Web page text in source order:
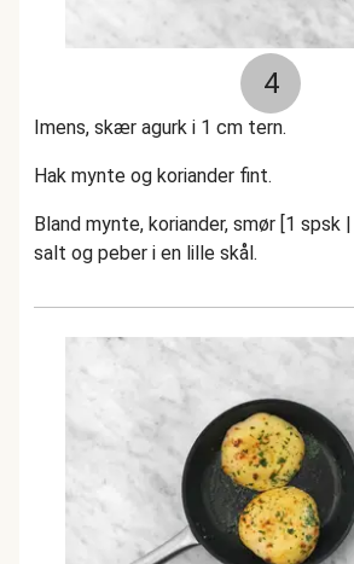
4
Imens, skær agurk i 1 cm tern.
Hak mynte og koriander fint.
Bland mynte, koriander, smør [1 spsk
salt og peber i en lille skål.